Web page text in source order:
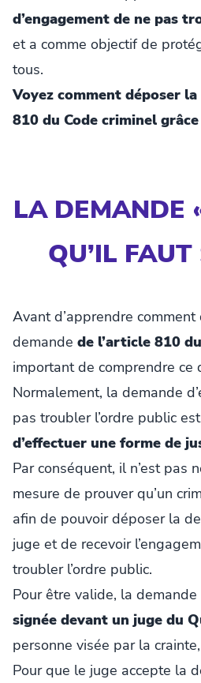
d’engagement de ne pas
et a comme objectif de
tous.
Voyez comment déposer
810 du Code criminel
LA DEMANDE
QU’IL
Avant d’apprendre
demande de l’article 810
important de comprendre ce
Normalement, la demande
pas troubler l’ordre public
d’effectuer une forme de
Par conséquent, il n’est pas
mesure de prouver qu’un
afin de pouvoir déposer la
juge et de recevoir
troubler l’ordre public.
Pour être valide, la
signée devant un juge du
personne visée par la
Pour que le juge accepte la